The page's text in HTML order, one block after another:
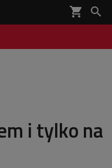
shopping_cart 

i tylko na